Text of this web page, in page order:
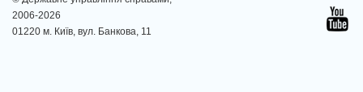
2006-2026
01220 м. Київ, вул. Банкова, 11